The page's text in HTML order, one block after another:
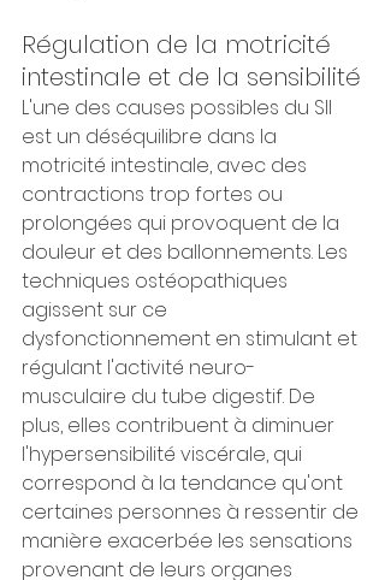
Régulation de la motricité
intestinale et de la sensibilité
L'une des causes possibles du SII
est un déséquilibre dans la
motricité intestinale, avec des
contractions trop fortes ou
prolongées qui provoquent de la
douleur et des ballonnements. Les
techniques ostéopathiques
agissent sur ce
dysfonctionnement en stimulant et
régulant l'activité neuro-
musculaire du tube digestif. De
plus, elles contribuent à diminuer
l'hypersensibilité viscérale, qui
correspond à la tendance qu'ont
certaines personnes à ressentir de
manière exacerbée les sensations
provenant de leurs organes